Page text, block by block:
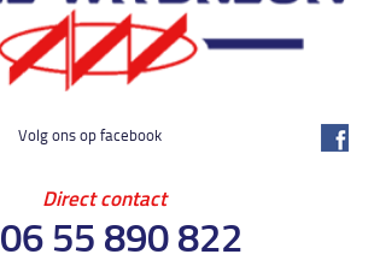
Volg ons op facebook
Direct contact
06 55 890 822